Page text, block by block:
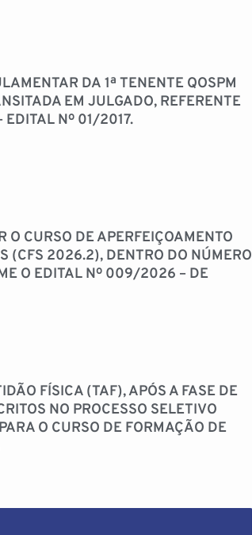
DA 1ª TENENTE QOSPM
EM JULGADO, REFERENTE
Nº 01/2017.
O CURSO DE APERFEIÇOAMENTO
(CFS 2026.2), DENTRO DO NÚMERO
O EDITAL Nº 009/2026 – DE
FÍSICA (TAF), APÓS A FASE DE
NO PROCESSO SELETIVO
O CURSO DE FORMAÇÃO DE